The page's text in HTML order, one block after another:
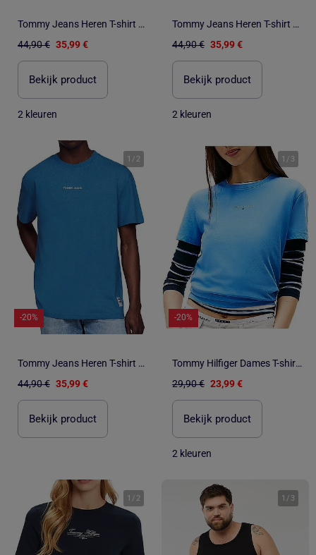
Tommy Jeans Heren T-shirt Groen Regular Fit
44,90 € 35,99 €
Bekijk product
2 kleuren
Tommy Jeans Heren T-shirt Groen Regular Fit
44,90 € 35,99 €
Bekijk product
2 kleuren
1 / 2
-20%
Tommy Jeans Heren T-shirt Groen Regular Fit
44,90 € 35,99 €
Bekijk product
1 / 3
-20%
Tommy Hilfiger Dames T-shirt Blauw - Regular Fit
29,90 € 23,99 €
Bekijk product
2 kleuren
1 / 2 1 / 3